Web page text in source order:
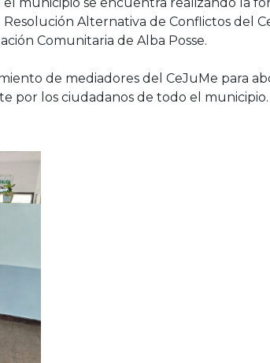
Alternativa de Conflictos del
Comunitaria de Alba Posse.
de mediadores del CeJuMe para
por los ciudadanos de todo el municipio.